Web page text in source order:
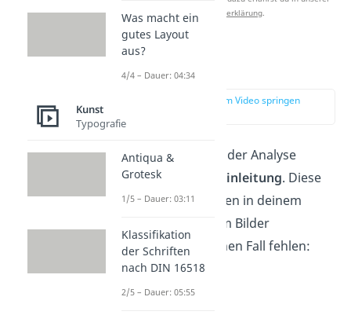
Datenschutzerklärung.
Einleitung
zur Stelle im Video springen
Zu Beginn deiner Bilder Analyse
formulierst du die
Einleitung. Diese
Informationen dürfen in deinem
Einleitungssatz beim Bilder
analysieren auf keinen Fall fehlen:
Was macht ein
gutes Layout
aus?
4/4 – Dauer: 04:34
Kunst
Typografie
Antiqua &
Grotesk
1/5 – Dauer: 03:11
Klassifikation
der Schriften
nach DIN 16518
2/5 – Dauer: 05:55